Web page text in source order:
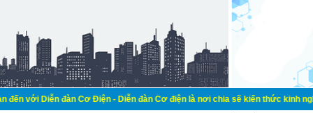
đàn Cơ Điện - Diễn đàn Cơ điện là nơi chia sẽ kiến thức kinh nghiệm